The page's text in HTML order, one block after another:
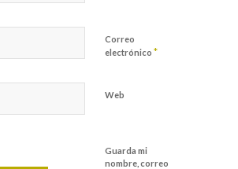
Correo
electrónico *
Web
Guarda mi
nombre, correo